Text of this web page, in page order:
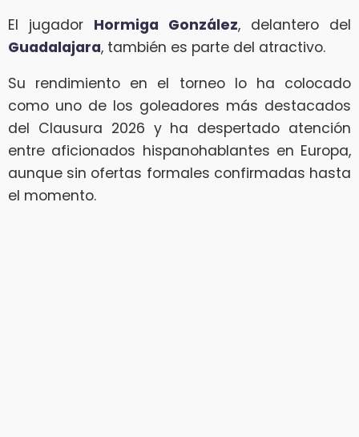
El jugador Hormiga González, delantero del
Guadalajara, también es parte del atractivo.
Su rendimiento en el torneo lo ha colocado
como uno de los goleadores más destacados
del Clausura 2026 y ha despertado atención
entre aficionados hispanohablantes en Europa,
aunque sin ofertas formales confirmadas hasta
el momento.